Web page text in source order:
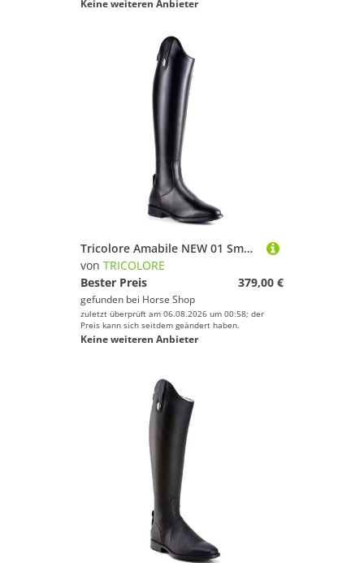
Keine weiteren Anbieter
Tricolore Amabile NEW 01 Smooth Glattleder Reitstiefel by DeNiro
von TRICOLORE
Bester Preis
379,00 €
gefunden bei Horse Shop
zuletzt überprüft am 06.08.2026 um 00:58; der
Preis kann sich seitdem geändert haben.
Keine weiteren Anbieter